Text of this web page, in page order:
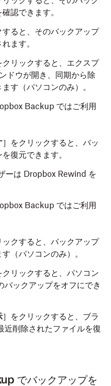
認できます。
すると、そのバックアップ
ます。
クリックすると、エクスプ
ドウが開き、同期から除
す（パソコンのみ）。
Backup ではご利用
］をクリックすると、バッ
復元できます。
ーは Dropbox Rewind を
Backup ではご利用
ックすると、バックアップ
（パソコンのみ）。
クリックすると、パソコン
ックアップをオフにでき
］をクリックすると、ブラ
近削除されたファイルを復
でバックアップを